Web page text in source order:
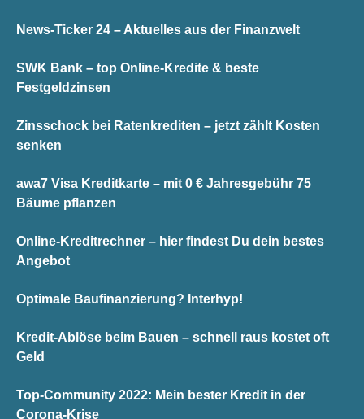
News-Ticker 24 – Aktuelles aus der Finanzwelt
SWK Bank – top Online-Kredite & beste
Festgeldzinsen
Zinsschock bei Ratenkrediten – jetzt zählt Kosten
senken
awa7 Visa Kreditkarte – mit 0 € Jahresgebühr 75
Bäume pflanzen
Online-Kreditrechner – hier findest Du dein bestes
Angebot
Optimale Baufinanzierung? Interhyp!
Kredit-Ablöse beim Bauen – schnell raus kostet oft
Geld
Top-Community 2022: Mein bester Kredit in der
Corona-Krise